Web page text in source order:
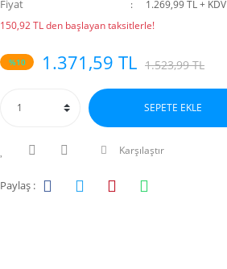
Fiyat
1.269,99 TL + KDV
150,92 TL den başlayan taksitlerle!
%10 1.371,59 TL 1.523,99 TL
SEPETE EKLE
Karşılaştır
Paylaş :